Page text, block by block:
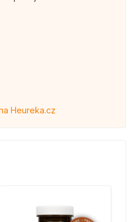
Heureka.cz